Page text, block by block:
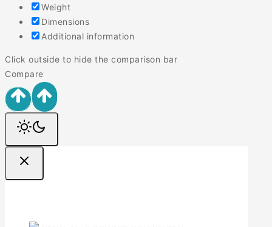
Weight
Dimensions
Additional information
Click outside to hide the comparison bar
Compare